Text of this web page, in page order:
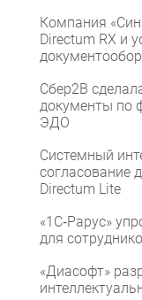
Компания
Directum RX и
Сбер2B
документы по
ЭДО
Системный
согласование
Directum Lite
«1С‑Рарус»
для
«Диасофт»